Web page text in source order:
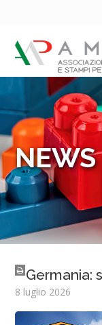
NEWS
Germania:
8 luglio 2026